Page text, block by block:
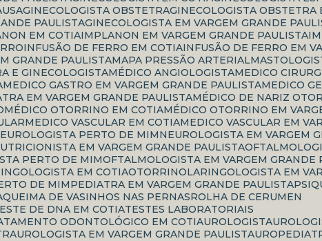
GINECOLOGISTA OBSTETRA
GINECOLOGISTA
PAULISTA
GINECOLOGISTA EM VARGEM GRANDE
EM COTIA IMPLANON EM VARGEM GRANDE PAULISTA
INFUSÃO DE FERRO EM COTIA INFUSÃO DE FERRO EM
GRANDE PAULISTA MAPA PRESSÃO ARTERIAL
E GINECOLOGISTA MÉDICO ANGIOLOGISTA
MEDICO
MEDICO GASTRO EM VARGEM GRANDE PAULISTA
MEDICO
EM VARGEM GRANDE PAULISTA
MÉDICO DE NARIZ
MÉDICO OTORRINO EM COTIA
MÉDICO OTORRINO EM
MEDICO VASCULAR EM COTIA
MEDICO VASCULAR EM
NEUROLOGISTA PERTO DE MIM
NEUROLOGISTA EM VARGEM
NUTRICIONISTA EM VARGEM GRANDE PAULISTA
PERTO DE MIM
OFTALMOLOGISTA EM VARGEM GRANDE
EM COTIA
OTORRINOLARINGOLOGISTA EM
DE MIM PEDIATRA EM VARGEM GRANDE PAULISTA
QUEIMA DE VASINHOS NAS PERNAS
ROLHA DE CERUMEN
TESTE DE DNA EM COTIA
TESTES LABORATORIAIS
ODONTOLÓGICO EM COTIA UROLOGISTA
UROLOGISTA EM VARGEM GRANDE PAULISTA